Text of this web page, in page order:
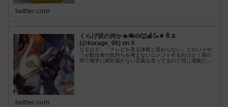
twitter.com
くらげ状の何か🔥🎋🐽🐺🍎🍶⚜️🔖🌷
(@kurage_06) on X
なるほど、「テレビを見る体験と変わらない」とかいうや
つが配信者の気持ちを考えないコメントするわけか！茶の
間で相手に絶対届かない言葉を言ってるのと同じ感覚だか
twitter.com